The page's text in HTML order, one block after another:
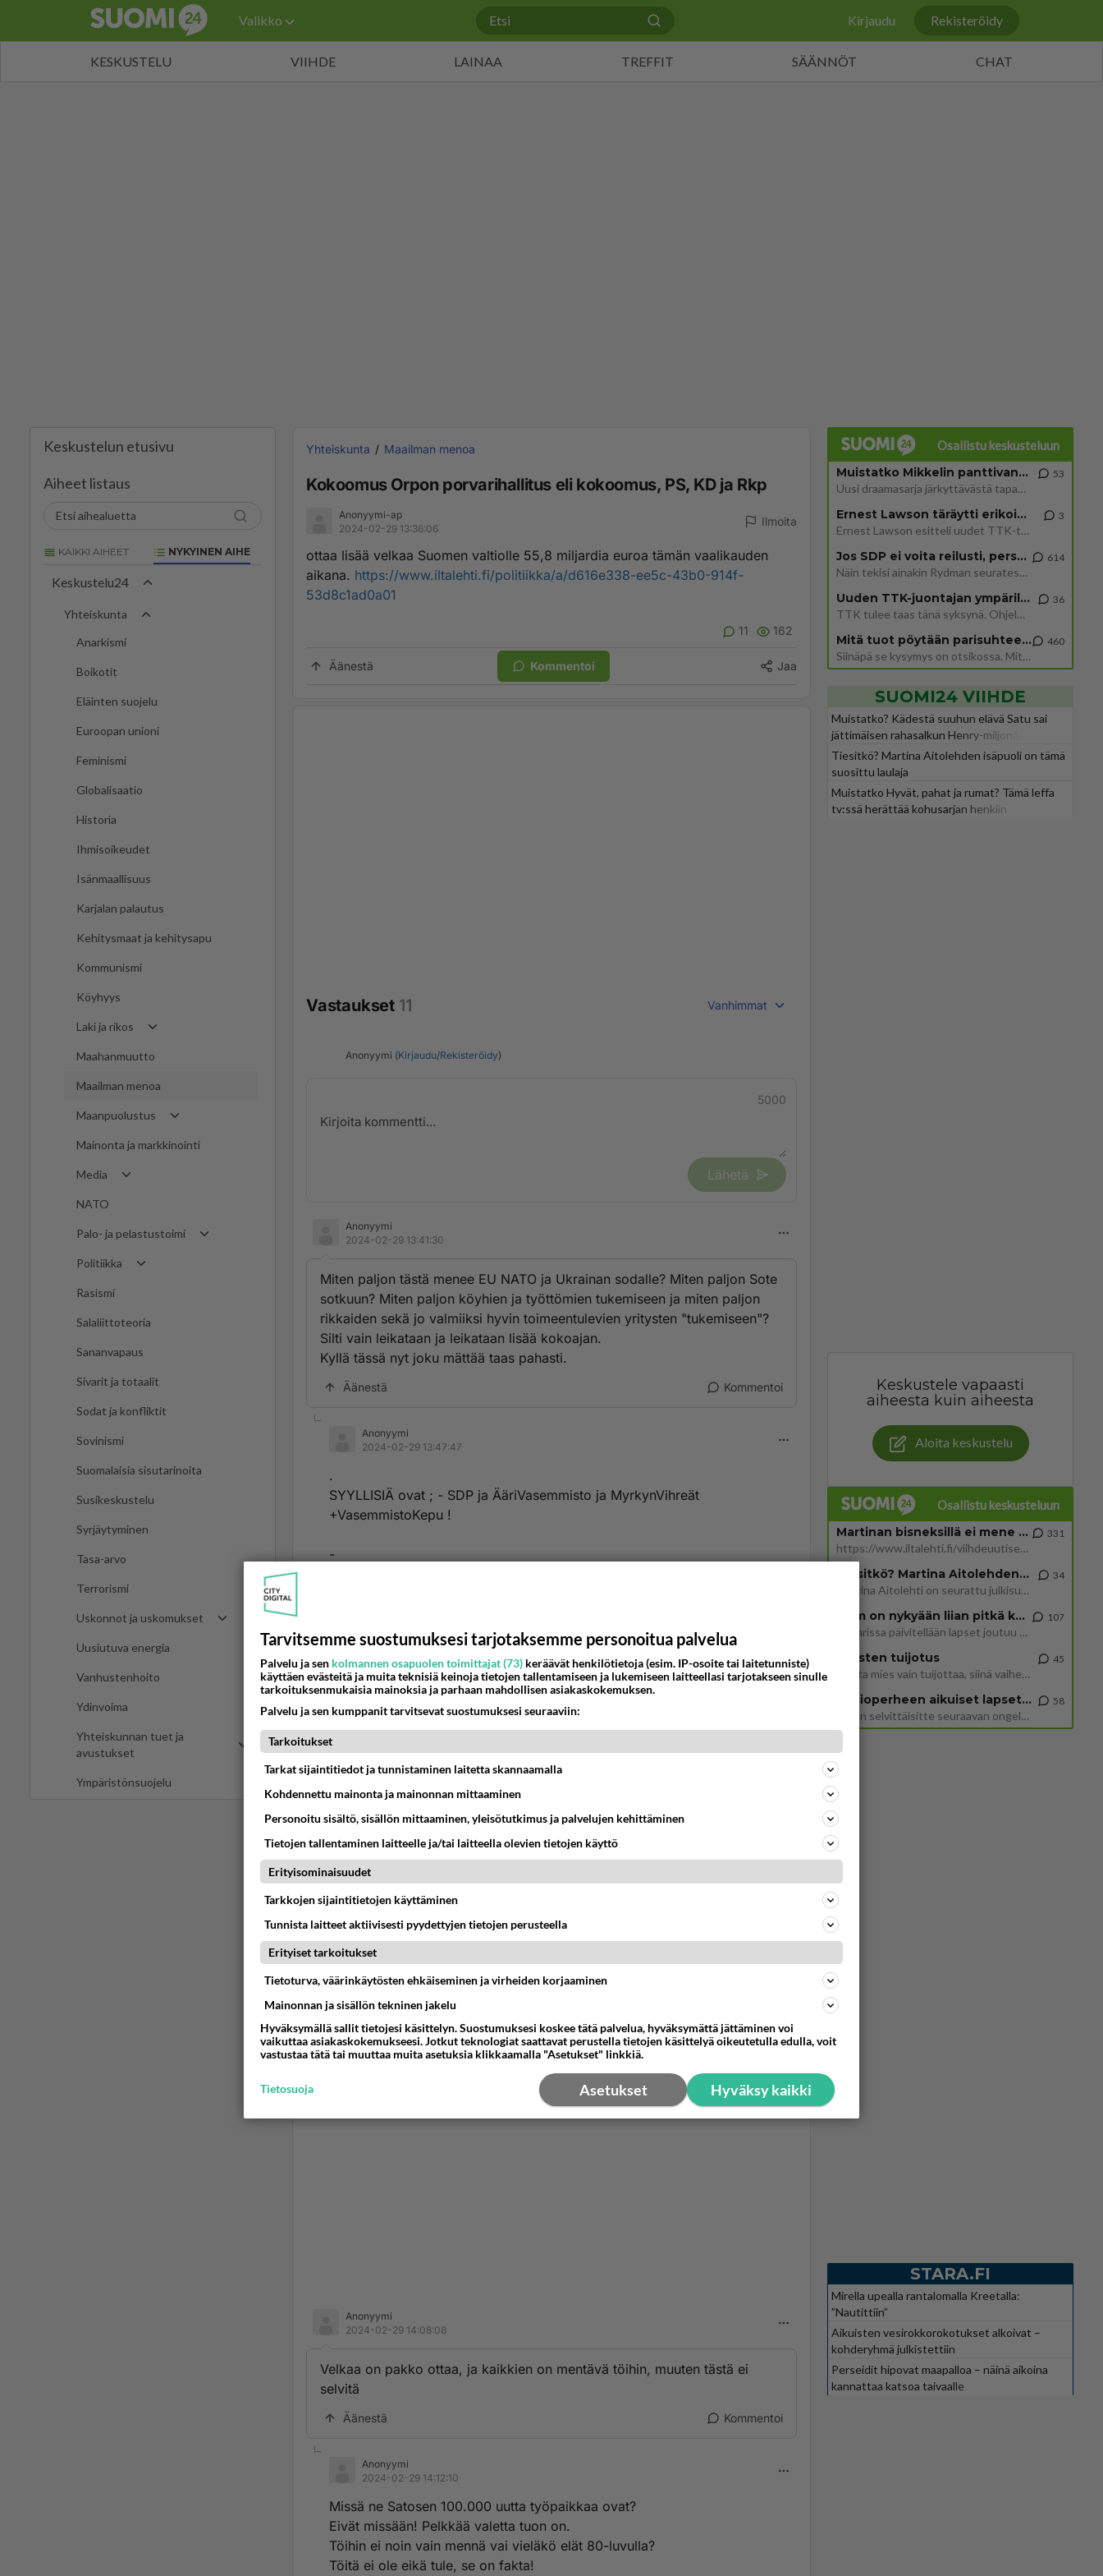
Valikko Kirjaudu Rekisteröidy
KESKUSTELU VIIHDE LAINAA TREFFIT SÄÄNNÖT CHAT
Keskustelun etusivu
Aiheet listaus
KAIKKI AIHEET NYKYINEN AIHE
Keskustelu24
Yhteiskunta
Anarkismi
Boikotit
Eläinten suojelu
Euroopan unioni
Feminismi
Globalisaatio
Historia
Ihmisoikeudet
Isänmaallisuus
Karjalan palautus
Kehitysmaat ja kehitysapu
Kommunismi
Köyhyys
Laki ja rikos
Maahanmuutto
Maailman menoa
Maanpuolustus
Mainonta ja markkinointi
Media
NATO
Palo- ja pelastustoimi
Politiikka
Rasismi
Salaliittoteoria
Sananvapaus
Sivarit ja totaalit
Sodat ja konfliktit
Sovinismi
Suomalaisia sisutarinoita
Susikeskustelu
Syrjäytyminen
Tasa-arvo
Terrorismi
Uskonnot ja uskomukset
Uusiutuva energia
Vanhustenhoito
Ydinvoima
Yhteiskunnan tuet ja
avustukset
Ympäristönsuojelu
Yhteiskunta Maailman menoa
Kokoomus Orpon porvarihallitus eli kokoomus, PS, KD ja Rkp
Anonyymi-ap
2024-02-29 13:36:06
Ilmoita
ottaa lisää velkaa Suomen valtiolle 55,8 miljardia euroa tämän vaalikauden
aikana. https://www.iltalehti.fi/politiikka/a/d616e338-ee5c-43b0-914f-
53d8c1ad0a01
11 162
Äänestä Kommentoi Jaa
Vastaukset 11 Vanhimmat
Anonyymi (Kirjaudu/Rekisteröidy)
5000
Lähetä
Anonyymi
2024-02-29 13:41:30
Miten paljon tästä menee EU NATO ja Ukrainan sodalle? Miten paljon Sote
sotkuun? Miten paljon köyhien ja työttömien tukemiseen ja miten paljon
rikkaiden sekä jo valmiiksi hyvin toimeentulevien yritysten "tukemiseen"?
Silti vain leikataan ja leikataan lisää kokoajan.
Kyllä tässä nyt joku mättää taas pahasti.
Äänestä Kommentoi
Anonyymi
2024-02-29 13:47:47
.
SYYLLISIÄ ovat ; - SDP ja ÄäriVasemmisto ja MyrkynVihreät
+VasemmistoKepu !
-
2024-02-29 13:49:57
Anonyymikirjoitti:
.
SYYLLISIÄ ovat ; - SDP ja ÄäriVasemmisto ja MyrkynVihreät VasemmistoKepu !
Valehtelee palstaporvari öyhötyksessään.
Äänestä
Anonyymi
2024-02-29 13:56:36
Porvarillista talouspolitiikkaa.
Äänestä
Anonyymi
2024-02-29 14:08:08
Velkaa on pakko ottaa, ja kaikkien on mentävä töihin, muuten tästä ei
selvitä
Äänestä Kommentoi
Anonyymi
2024-02-29 14:12:10
Missä ne Satosen 100.000 uutta työpaikkaa ovat?
Eivät missään! Pelkkää valetta tuon on.
Töihin ei noin vain mennä vai vieläkö elät 80-luvulla?
Töitä ei ole eikä tule, se on fakta!
Osallistu keskusteluun
Muistatko Mikkelin panttivankidraaman?
Uusi draamasarja järkyttävästä tapauksesta on tulossa. Tositapahtumiin perustuva sarja ammentaa vuoden 1986 Mikkelin pan
53
Ernest Lawson täräytti erikoisen heiton TTK-lehdistötilaisuudessa: " Onko tässä tarkoituksena...?"
Ernest Lawson esitteli uudet TTK-tähtioppilaat ja opettajat torstaina 6.8. lehdistölle. Tulevalla kaudella on yksi hausk
3
Jos SDP ei voita reilusti, persut kumoavat demokratian Suomesta
Näin tekisi ainakin Rydman seuratessaan idolinsa Trumpin mallia https://www.is.fi/politiikka/art-2000012187244.html
614
Uuden TTK-juontajan ympärillä epätietoisuus sakenee - Nyt MTV hämmentää soppaa
TTK tulee taas tänä syksynä. Ohjelman uudet tähtioppilaat julkistetaan torstaina 6. elokuuta klo 14 alkavassa lehdistö
36
Mitä tuot pöytään parisuhteessa?
Siinäpä se kysymys on otsikossa. Mitäpä siis tuot/toisit pöytään parisuhteessa? Oletko mies vai nainen? Koetko sen mitä
460
SUOMI24 VIIHDE
Muistatko? Kädestä suuhun elävä Satu sai
jättimäisen rahasalkun Henry-miljonääriltä
Tiesitkö? Martina Aitolehden isäpuoli on tämä
suosittu laulaja
Muistatko Hyvät, pahat ja rumat? Tämä leffa
tv:ssä herättää kohusarjan henkiin
Keskustele vapaasti
aiheesta kuin aiheesta
Aloita keskustelu
Osallistu keskusteluun
Martinan bisneksillä ei mene hyvin
https://www.iltalehti.fi/viihdeuutiset/a/c46da6ab-340f-4790-aaa7-0865eed2336 Yrityksen konkurssihakemus on tullut kärä
331
Tiesitkö? Martina Aitolehden isäpuoli on tämä suosittu laulaja
Martina Aitolehti on seurattu julkisuuden henkilö. Lähipiiriin mahtuu muitakin tunnettuja henkilöitä. Tiesitkö, että Ma
34
2 km on nykyään liian pitkä koulumatka
Hesarissa päivitellään lapset joutuu nyt kulkemaan 2 km kouluun jösses. Ruostefillarilla tuo matka menee vaikka miten äk
107
Miesten tuijotus
Mutta mies vain tuijottaa, siinä vaiheessa käännän itse pään pois. Mikä juttu? Yleensä jos joku tuijottaa tai katsoo, hä
45
Uusioperheen aikuiset lapset tyhjentää jääkaapin käydessään
Miten selvittäisitte seuraavan ongelman, meillä on uusioperhe, minulla teini-ikäiset lapset ja puolisolla aikuiset, jotk
58
STARA.FI
Mirella upealla rantalomalla Kreetalla:
”Nautittiin”
Aikuisten vesirokkorokotukset alkoivat –
kohderyhmä julkistettiin
Perseidit hipovat maapalloa – näinä aikoina
kannattaa katsoa taivaalle
Tarvitsemme suostumuksesi tarjotaksemme personoitua palvelua
Palvelu ja sen kolmannen osapuolen toimittajat (73) keräävät henkilötietoja (esim. IP-osoite tai laitetunniste)
käyttäen evästeitä ja muita teknisiä keinoja tietojen tallentamiseen ja lukemiseen laitteellasi tarjotakseen sinulle
tarkoituksenmukaisia mainoksia ja parhaan mahdollisen asiakaskokemuksen.
Palvelu ja sen kumppanit tarvitsevat suostumuksesi seuraaviin:
Tarkoitukset
Tarkat sijaintitiedot ja tunnistaminen laitetta skannaamalla
Kohdennettu mainonta ja mainonnan mittaaminen
Personoitu sisältö, sisällön mittaaminen, yleisötutkimus ja palvelujen kehittäminen
Tietojen tallentaminen laitteelle ja/tai laitteella olevien tietojen käyttö
Erityisominaisuudet
Tarkkojen sijaintitietojen käyttäminen
Tunnista laitteet aktiivisesti pyydettyjen tietojen perusteella
Erityiset tarkoitukset
Tietoturva, väärinkäytösten ehkäiseminen ja virheiden korjaaminen
Mainonnan ja sisällön tekninen jakelu
Hyväksymällä sallit tietojesi käsittelyn. Suostumuksesi koskee tätä palvelua, hyväksymättä jättäminen voi
vaikuttaa asiakaskokemukseesi. Jotkut teknologiat saattavat perustella tietojen käsittelyä oikeutetulla edulla, voit
vastustaa tätä tai muuttaa muita asetuksia klikkaamalla "Asetukset" linkkiä.
Hyväksy kaikki
Asetukset
Tietosuoja